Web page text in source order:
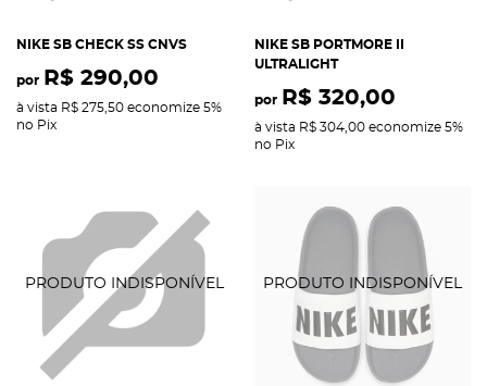
NIKE SB CHECK SS CNVS
por R$ 290,00
à vista R$ 275,50 economize 5%
no Pix
NIKE SB PORTMORE II
ULTRALIGHT
por R$ 320,00
à vista R$ 304,00 economize 5%
no Pix